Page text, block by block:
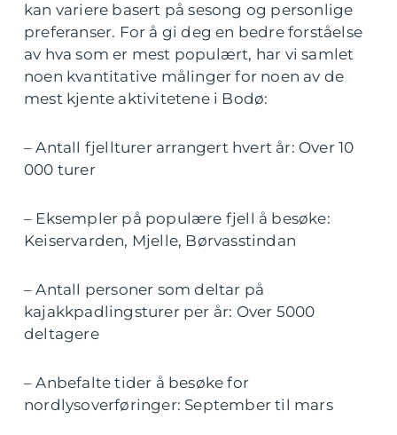
kan variere basert på sesong og personlige
preferanser. For å gi deg en bedre forståelse
av hva som er mest populært, har vi samlet
noen kvantitative målinger for noen av de
mest kjente aktivitetene i Bodø:
– Antall fjellturer arrangert hvert år: Over 10
000 turer
– Eksempler på populære fjell å besøke:
Keiservarden, Mjelle, Børvasstindan
– Antall personer som deltar på
kajakkpadlingsturer per år: Over 5000
deltagere
– Anbefalte tider å besøke for
nordlysoverføringer: September til mars